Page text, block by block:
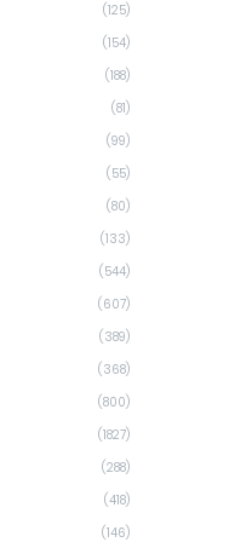
(125)
(154)
(188)
(81)
(99)
(55)
(80)
(133)
(544)
(607)
(389)
(368)
(800)
(1827)
(288)
(418)
(146)